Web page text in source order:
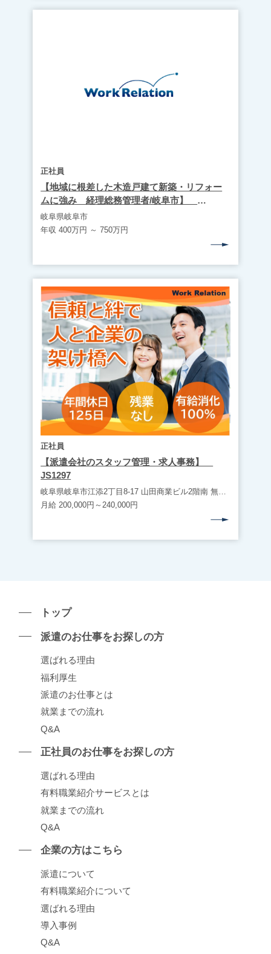
正社員
【地域に根差した木造戸建て新築・リフォー
ムに強み 経理総務管理者/岐阜市】
WR1936
岐阜県岐阜市
年収 400万円 ～ 750万円
正社員
【派遣会社のスタッフ管理・求人事務】
JS1297
月給 200,000円～240,000円
トップ
派遣のお仕事をお探しの⽅
選ばれる理由
福利厚生
派遣のお仕事とは
就業までの流れ
Q&A
正社員のお仕事をお探しの⽅
選ばれる理由
有料職業紹介サービスとは
就業までの流れ
Q&A
企業の⽅はこちら
派遣について
有料職業紹介について
選ばれる理由
導⼊事例
Q&A